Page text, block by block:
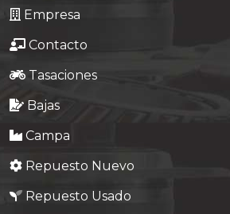
Empresa
Contacto
Tasaciones
Bajas
Campa
Repuesto Nuevo
Repuesto Usado